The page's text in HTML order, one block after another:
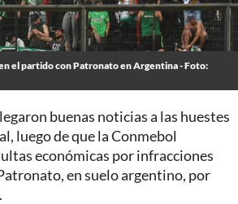
el partido con Patronato en Argentina - Foto:
buenas noticias a las huestes
luego de que la Conmebol
económicas por infracciones
en suelo argentino, por